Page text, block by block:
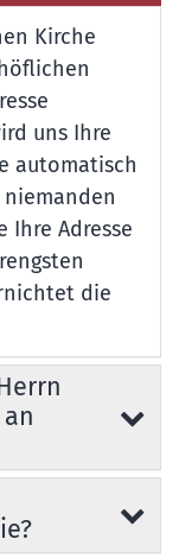
Kirche
uns Ihre
automatisch
Ihre Adresse
die